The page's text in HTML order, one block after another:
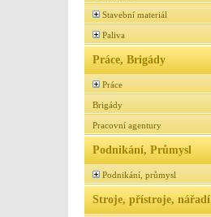
Stavební materiál
Paliva
Práce, Brigády
Práce
Brigády
Pracovní agentury
Podnikání, Průmysl
Podnikání, průmysl
Stroje, přístroje, nářadí